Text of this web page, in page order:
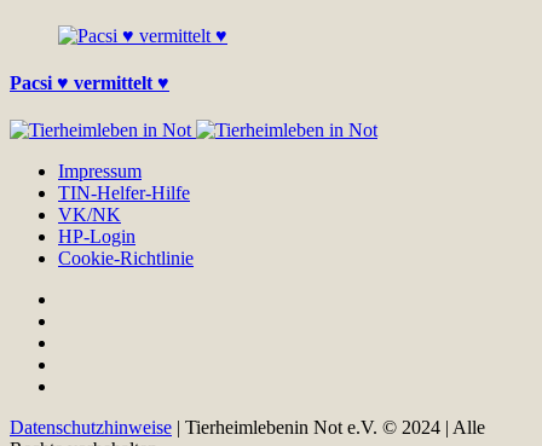
Pacsi ♥ vermittelt ♥
Impressum
TIN-Helfer-Hilfe
VK/NK
HP-Login
Cookie-Richtlinie
Datenschutzhinweise | Tierheimlebenin Not e.V. © 2024 | Alle